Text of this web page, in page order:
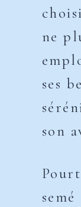
ne
ses
son